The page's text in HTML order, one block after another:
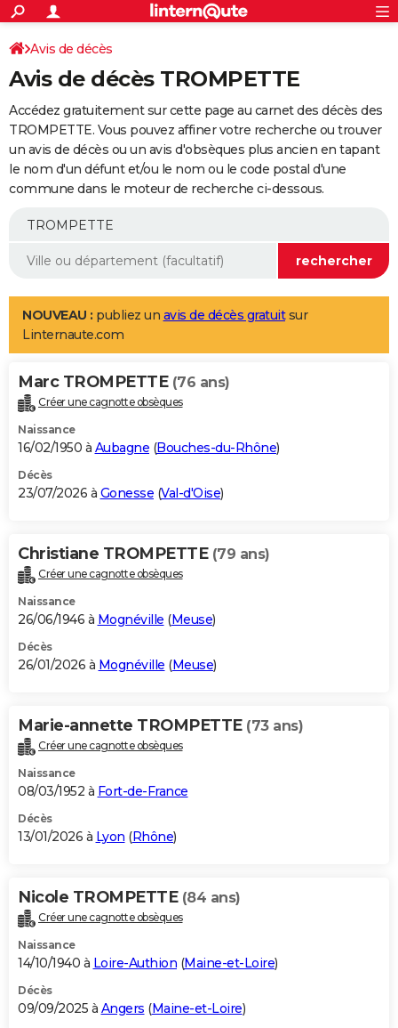
ACTUALITÉS
Politique
Société
Faits Divers
Education
Monde
Villes
+
SPORT
Coupe du monde 2026
Football
Tennis
Cyclisme
Rugby
Forum
Programme TV
TNT
Streaming
Cinéma
Sorties cinéma
Musique
+
FINANCE
Impôts
Immobilier
Risques naturels par ville
Banque
Assurance
Crédit
AUTO
Essais
Réserver un essai
Citadines
Berlines
SUV
Forum auto
+
Mobiles
Meilleur smartphone
Internet
Ordinateurs
Jeux vidéo
Guide high-tech
Aménagement intérieur
LIFESTYLE
Art de vivre
Bien-être
Loisirs
Mode
Modes de vie
Alimentation
Guide de la santé
Maladies
Médicaments
Sommeil
VOYAGE
Destinations
City break
Voyage nature
Voyage de noces
Forum
Climat
+PHOTO
GUIDES D'ACHAT
BONS PLANS
Carte de Noël
Carte Bonne année
Carte Saint-Valentin
Carte Pâques
Carte d'anniversaire
DICTIONNAIRE
Dictionnaire
Biographies
Citations
Expressions
Proverbes
PROGRAMME TV
S'inscrire
Se connecter
Lycées
Collèges
Primaires
Universités
Entreprises
Service militaire
Avis de recherche
AVIS DE DÉCÈS
Bricolage
Lifestyle
Culture
Sport
Auto
Television
Voyage
Cinema
Avis de décès
Avis de décès TROMPETTE
Accédez gratuitement sur cette page au carnet des décès des
TROMPETTE. Vous pouvez affiner votre recherche ou trouver
un avis de décès ou un avis d'obsèques plus ancien en tapant
le nom d'un défunt et/ou le nom ou le code postal d'une
commune dans le moteur de recherche ci-dessous.
NOUVEAU : publiez un avis de décès gratuitsur
Linternaute.com
Marc TROMPETTE (76 ans)
Créer une cagnotte obsèques
Naissance
16/02/1950 à Aubagne (Bouches-du-Rhône)
Décès
23/07/2026 à Gonesse (Val-d'Oise)
Christiane TROMPETTE (79 ans)
Créer une cagnotte obsèques
Naissance
26/06/1946 à Mognéville (Meuse)
Décès
26/01/2026 à Mognéville (Meuse)
Marie-annette TROMPETTE (73 ans)
Créer une cagnotte obsèques
Naissance
08/03/1952 à Fort-de-France
Décès
13/01/2026 à Lyon (Rhône)
Nicole TROMPETTE (84 ans)
Créer une cagnotte obsèques
Naissance
14/10/1940 à Loire-Authion (Maine-et-Loire)
Décès
09/09/2025 à Angers (Maine-et-Loire)